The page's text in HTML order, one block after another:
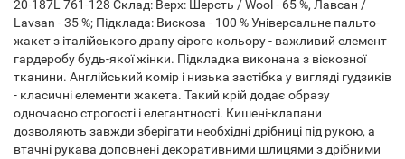
20-187L 761-128 Склад: Верх: Шерсть / Wool - 65 %, Лавсан /
Lavsan - 35 %; Підклада: Вискоза - 100 % Універсальне пальто-
жакет з італійського драпу сірого кольору - важливий елемент
гардеробу будь-якої жінки. Підкладка виконана з віскозної
тканини. Англійський комір і низька застібка у вигляді гудзиків
- класичні елементи жакета. Такий крій додає образу
одночасно строгості і елегантності. Кишені-клапани
дозволяють завжди зберігати необхідні дрібниці під рукою, а
втачні рукава доповнені декоративними шлицями з дрібними